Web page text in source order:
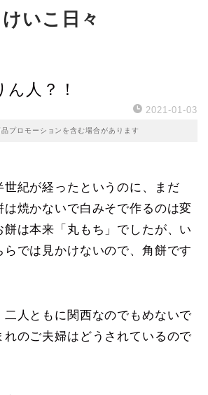
けいこ日々
人？！
2021-01-03
プロモーションを含む場合があります
紀が経ったというのに、まだ
は焼かないで白みそで作るのは変
は本来「丸もち」でしたが、い
らでは見かけないので、角餅です
人ともに関西なのでもめないで
のご夫婦はどうされているので